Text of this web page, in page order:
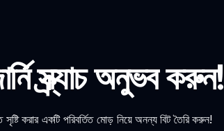
স্ক্র্যাচ অনুভব করুন!
করার একটি পরিবর্তিত মোড় নিয়ে অনন্য বিট তৈরি করুন!